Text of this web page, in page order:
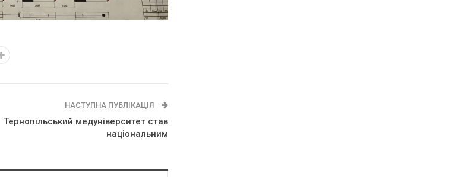
НАСТУПНА ПУБЛІКАЦІЯ
Тернопільський медуніверситет став
національним